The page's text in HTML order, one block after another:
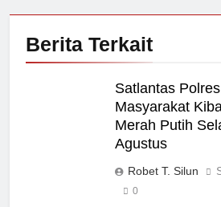
Berita Terkait
Satlantas
Masyarakat
Merah Putih
Agustus
Robet T. Silun
0